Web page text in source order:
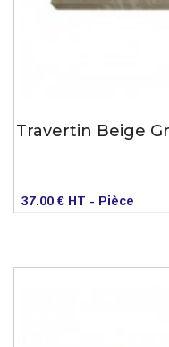
Travertin Beige
37.00 € HT - Pièce